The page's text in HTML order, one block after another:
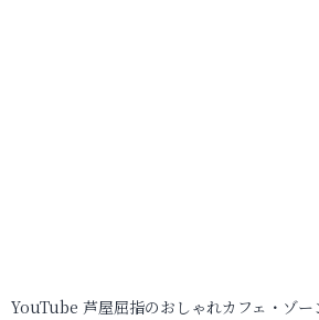
YouTube 芦屋屈指のおしゃれカフェ・ゾ